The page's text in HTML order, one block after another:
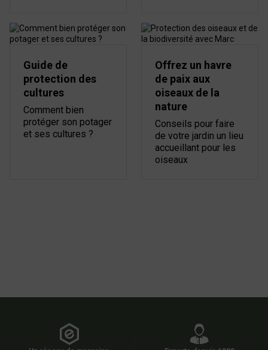
Guide de
protection des
cultures
Comment bien
protéger son potager
et ses cultures ?
Offrez un havre
de paix aux
oiseaux de la
nature
Conseils pour faire
de votre jardin un lieu
accueillant pour les
oiseaux